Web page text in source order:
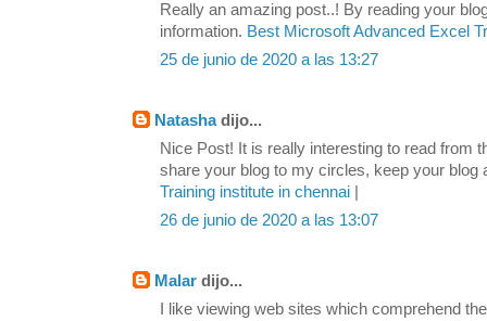
Really an amazing post..! By reading your
information. Best Microsoft Advanced Excel
25 de junio de 2020 a las 13:27
Natashadijo...
Nice Post! It is really interesting to read from
share your blog to my circles, keep your blog
Training institute in chennai
26 de junio de 2020 a las 13:07
Malar dijo...
I like viewing web sites which comprehend